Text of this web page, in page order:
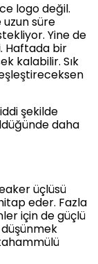
logo değil.
uzun süre
Yine de
Haftada bir
kalabilir. Sık
şekilde
daha
üçlüsü
eder. Fazla
için de güçlü